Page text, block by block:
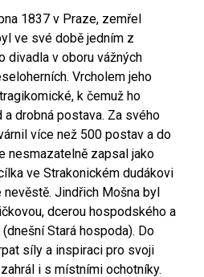
1837 v Praze, zemřel
ve své době jedním z
divadla v oboru vážných
Vrcholem jeho
k čemuž ho
drobná postava. Za svého
více než 500 postav a do
nesmazatelně zapsal jako
ve Strakonickém dudákovi
Jindřich Mošna byl
dcerou hospodského a
Stará hospoda). Do
síly a inspiraci pro svoji
i s místními ochotníky.